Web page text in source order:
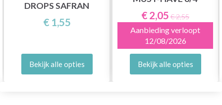
DROPS SAFRAN
€ 1,55
Bekijk alle opties
€ 2,05 € 2,55
Aanbieding verloopt
12/08/2026
Bekijk alle opties